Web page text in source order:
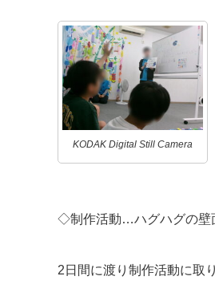
KODAK Digital Still Camera
◇制作活動…ハグハグの壁
2日間に渡り制作活動に取